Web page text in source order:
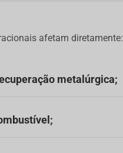
afetam diretamente:
metalúrgica;